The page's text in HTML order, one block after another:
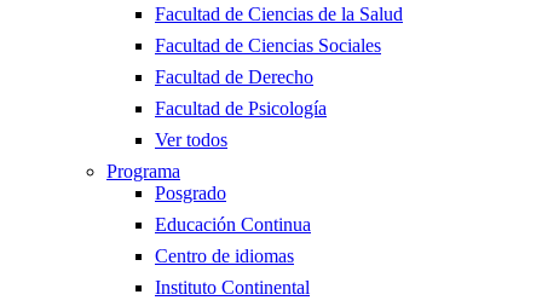
Facultad de Ciencias de la Salud
Facultad de Ciencias Sociales
Facultad de Derecho
Facultad de Psicología
Ver todos
Programa
Posgrado
Educación Continua
Centro de idiomas
Instituto Continental